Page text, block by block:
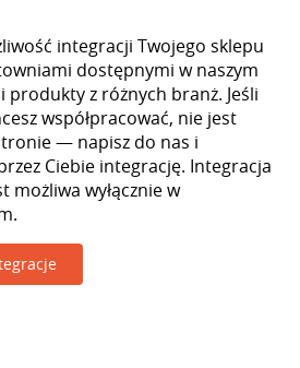
integracji Twojego sklepu
dostępnymi w naszym
z różnych branż. Jeśli
współpracować, nie jest
— napisz do nas i
Ciebie integrację. Integracja
możliwa wyłącznie w